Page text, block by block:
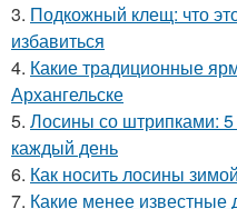
3. Подкожный клещ: что
избавиться
4. Какие традиционные
Архангельске
5. Лосины со штрипками:
каждый день
6. Как носить лосины
7. Какие менее известные